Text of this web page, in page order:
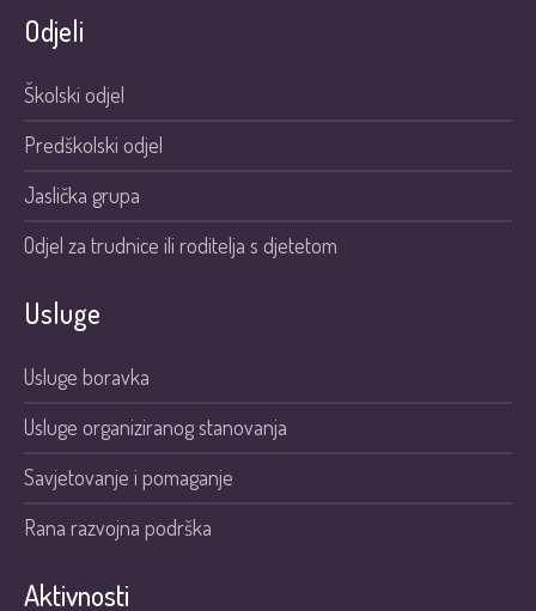
Odjeli
Školski odjel
Predškolski odjel
Jaslička grupa
Odjel za trudnice ili roditelja s djetetom
Usluge
Usluge boravka
Usluge organiziranog stanovanja
Savjetovanje i pomaganje
Rana razvojna podrška
Aktivnosti